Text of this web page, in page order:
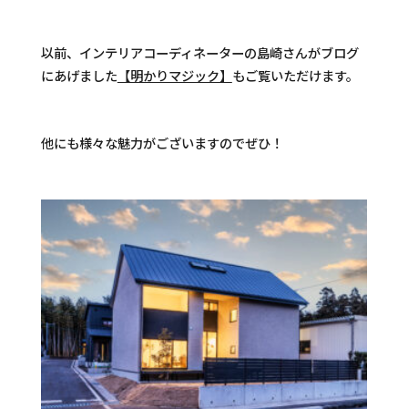
以前、インテリアコーディネーターの島崎さんがブログ
にあげました 【明かりマジック】 もご覧いただけます。
他にも様々な魅力がございますのでぜひ！